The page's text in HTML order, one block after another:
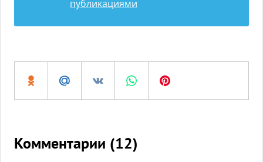
публикациями
Комментарии (12)